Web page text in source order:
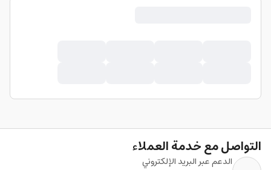
التواصل مع خدمة العملاء
الدعم عبر البريد الإلكتروني